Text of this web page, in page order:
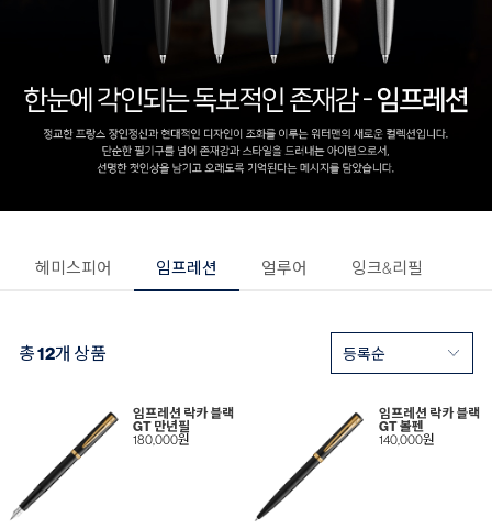
헤미스피어 임프레션 얼루어 잉크&리필
총12개 상품
임프레션 락카 블랙
GT 만년필
180,000원
임프레션 락카 블랙
GT 볼펜
140,000원